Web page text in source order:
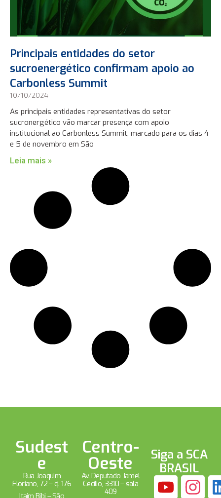
Principais entidades do setor
sucroenergético confirmam apoio ao
Carbonless Summit
10/10/2024
As principais entidades representativas do setor
sucronergético vão marcar presença com apoio
institucional ao Carbonless Summit, marcado para os dias 4
e 5 de novembro em São
Leia mais »
Sudest
e
Rua Joaquim
Floriano, 72 – cj. 176
Centro-
Oeste
Av. Deputado Jamel
Cecílio, 3310 – sala
409
Siga a SCA
BRASIL